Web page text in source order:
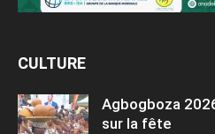
CULTURE
Agbogboza
sur la fête